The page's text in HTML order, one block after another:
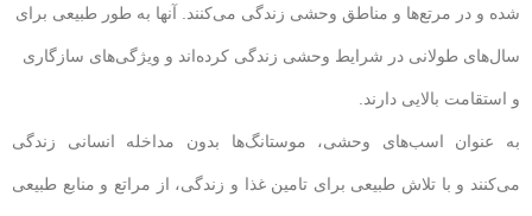
شده و در مرتع‌ها و مناطق وحشی زندگی می‌کنند. آنها به طور طبیعی برای
سال‌های طولانی در شرایط وحشی زندگی کرده‌اند و ویژگی‌های سازگاری
و استقامت بالایی دارند.
به عنوان اسب‌های وحشی، موستانگ‌ها بدون مداخله انسانی زندگی
می‌کنند و با تلاش طبیعی برای تامین غذا و زندگی، از مراتع و منابع طبیعی